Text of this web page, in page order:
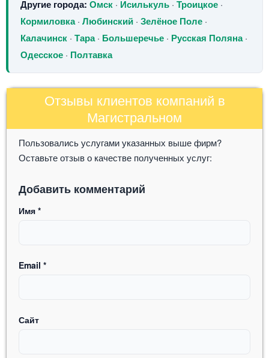
Другие города: Омск · Исилькуль · Троицкое ·
Кормиловка· Любинский · Зелёное Поле ·
Калачинск · Тара· Большеречье · Русская Поляна·
Одесское · Полтавка
Отзывы клиентов компаний в
Магистральном
Пользовались услугами указанных выше фирм?
Оставьте отзыв о качестве полученных услуг:
Добавить комментарий
Имя *
Email *
Сайт